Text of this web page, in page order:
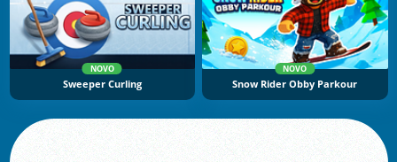
NOVO
Sweeper Curling
NOVO
Snow Rider Obby Parkour